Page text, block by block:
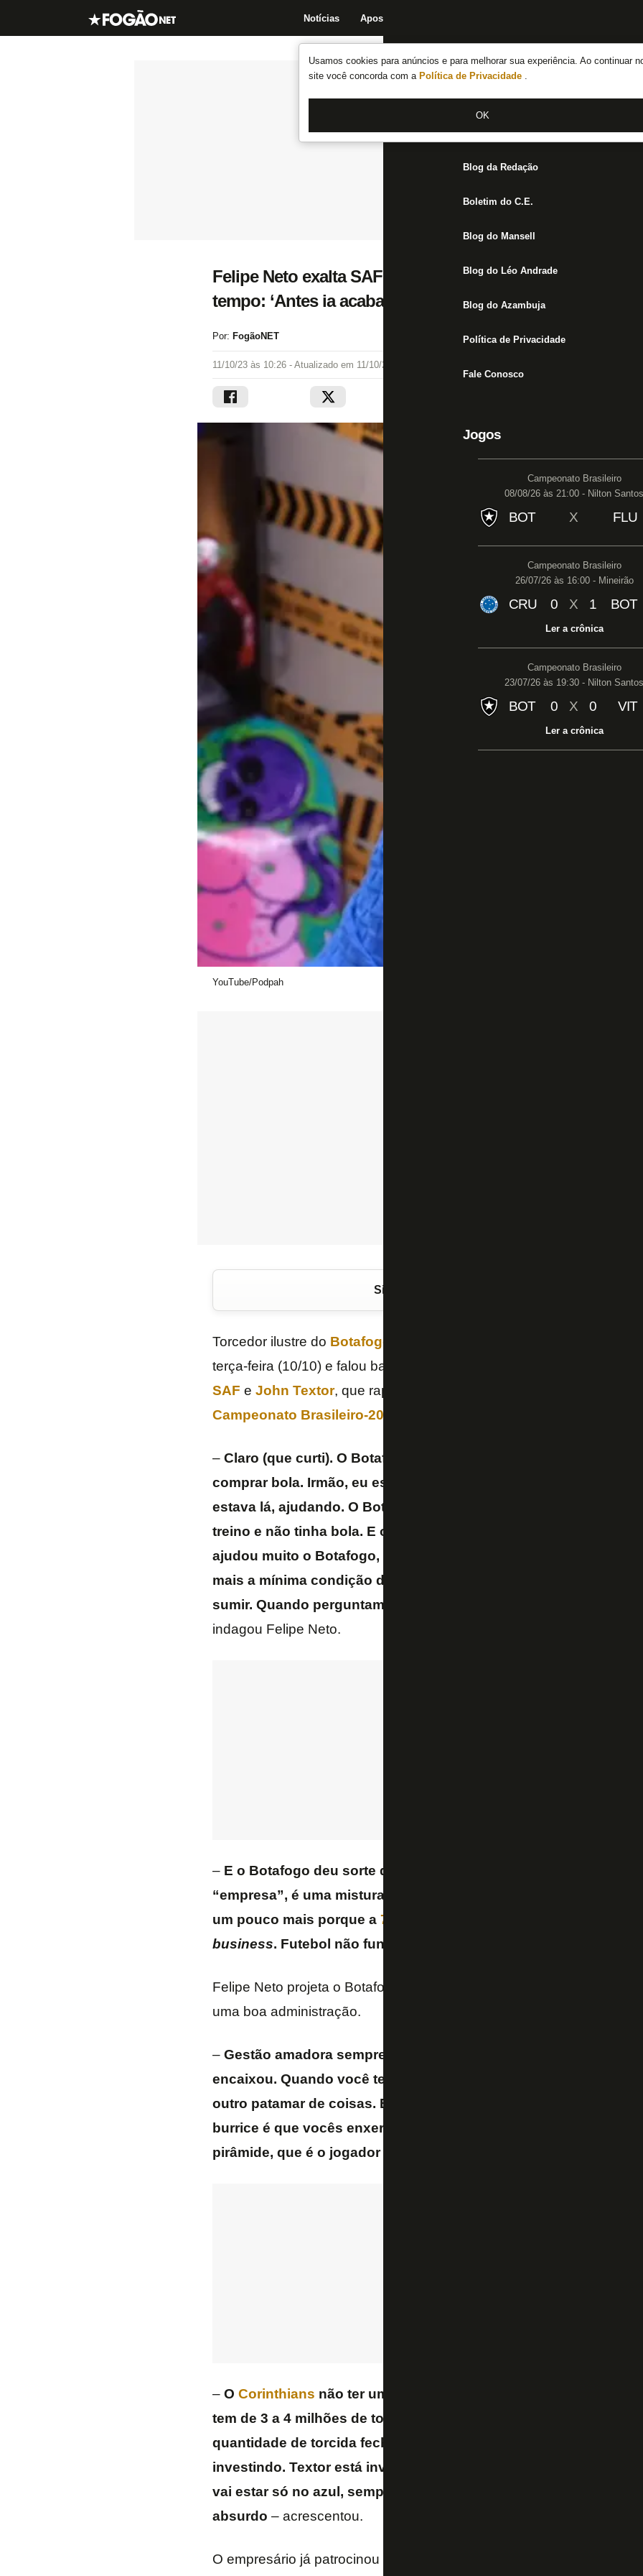
Usamos cookies para anúncios e para melhorar sua experiência. Ao continuar
site você concorda com a Política de Privacidade .
OK
Notícias Apostas
Notícias do Botafogo
Fórum
Jogos
Blog da Redação
Boletim do C.E.
Blog do Mansell
Blog do Léo Andrade
Blog do Azambuja
Política de Privacidade
Fale Conosco
Jogos
Campeonato Brasileiro
08/08/26 às 21:00 - Nilton Santos
BOT X FLU
Campeonato Brasileiro
26/07/26 às 16:00 - Mineirão
CRU 0 X 1 BOT
Ler a crônica
Campeonato Brasileiro
23/07/26 às 19:30 - Nilton Santos
BOT 0 X 0 VIT
Ler a crônica
Felipe Neto exalta SAF e prevê Botafogo ‘no azul
tempo: ‘Antes ia acabar. Sorte que quem comprou foi o
Por: FogãoNET
11/10/23 às 10:26 - Atualizado em 11/10/23 às 10:42
YouTube/Podpah
Siga o FogãoNET
Torcedor ilustre do Botafogo
terça-feira (10/10) e falou bastante sobre o clube. O
SAF e John Textor, que rapidamente transformaram o Glorioso,
Campeonato Brasileiro-2023
–Claro (que curti). O Botafogo ia acabar. O Botafogo não tinha
comprar bola. Irmão, eu estava lá, não estou falando porque eu
estava lá, ajudando. O Botafogo não tinha dinheiro para comprar
treino e não tinha bola. E o (Carlos Augusto) Montenegro, um
ajudou muito o Botafogo, teve que comprar um
mais a mínima condição de existir. Se não fosse o projeto SAF, ia
sumir. Quando perguntam se gostei, como vou dizer qualquer
indagou Felipe Neto.
– E o Botafogo deu sorte que comprou foi o John Textor. Ele não
“empresa”, é uma mistura de empresa com apaixonado. O
um pouco mais porque a 777
business. Futebol não funciona quando é somente
Felipe Neto projeta o Botafogo forte e lucrativo nos próximos anos. O
uma boa administração.
– Gestão amadora sempre depende da sorte, o time encaixou, o
encaixou. Quando você tem uma gestão profissional como John
outro patamar de coisas. Eu falava isso para a diretoria antiga
burrice é que vocês enxergam futebol como pirâmide e só
pirâmide, que é o jogador– disse.
– O Corinthians não ter um lucro monstruoso todo ano é um
tem de 3 a 4 milhões de torcedores, já não tem como um time
quantidade de torcida fechar no vermelho, a não ser no
investindo. Textor está investindo. Daqui a um tempo vocês vão
vai estar só no azul, sempre. Como que o Corinthians não? Isso
absurdo – acrescentou.
O empresário já patrocinou e esteve próximo do Botafogo em